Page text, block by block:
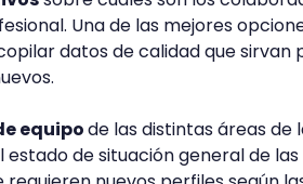
Una de las mejores
datos de calidad que sirvan
equipode las distintas áreas de
de situación general de las